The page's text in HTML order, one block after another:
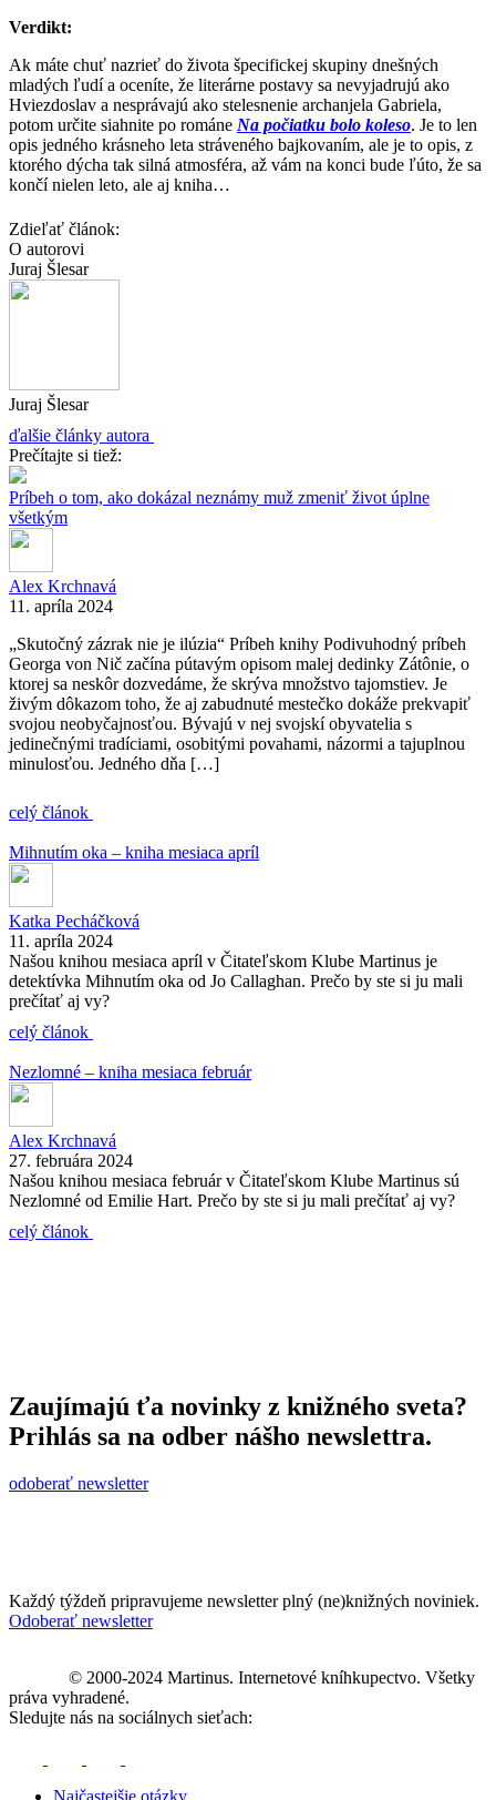
Verdikt:
Ak máte chuť nazrieť do života špecifickej skupiny dnešných
mladých ľudí a oceníte, že literárne postavy sa nevyjadrujú ako
Hviezdoslav a nesprávajú ako stelesnenie archanjela Gabriela,
potom určite siahnite po románe Na počiatku bolo koleso. Je to len
opis jedného krásneho leta stráveného bajkovaním, ale je to opis, z
ktorého dýcha tak silná atmosféra, až vám na konci bude ľúto, že sa
končí nielen leto, ale aj kniha…
Zdieľať článok:
O autorovi
Juraj Šlesar
Juraj Šlesar
ďalšie články autora
Prečítajte si tiež:
Príbeh o tom, ako dokázal neznámy muž zmeniť život úplne
všetkým
Alex Krchnavá
11. apríla 2024
„Skutočný zázrak nie je ilúzia“ Príbeh knihy Podivuhodný príbeh
Georga von Nič začína pútavým opisom malej dedinky Zátônie, o
ktorej sa neskôr dozvedáme, že skrýva množstvo tajomstiev. Je
živým dôkazom toho, že aj zabudnuté mestečko dokáže prekvapiť
svojou neobyčajnosťou. Bývajú v nej svojskí obyvatelia s
jedinečnými tradíciami, osobitými povahami, názormi a tajuplnou
minulosťou. Jedného dňa […]
celý článok
Mihnutím oka – kniha mesiaca apríl
Katka Pecháčková
11. apríla 2024
Našou knihou mesiaca apríl v Čitateľskom Klube Martinus je
detektívka Mihnutím oka od Jo Callaghan. Prečo by ste si ju mali
prečítať aj vy?
celý článok
Nezlomné – kniha mesiaca február
Alex Krchnavá
27. februára 2024
Našou knihou mesiaca február v Čitateľskom Klube Martinus sú
Nezlomné od Emilie Hart. Prečo by ste si ju mali prečítať aj vy?
celý článok
Zaujímajú ťa novinky z knižného sveta?
Prihlás sa na odber nášho newslettra.
odoberať newsletter
Každý týždeň pripravujeme newsletter plný (ne)knižných noviniek.
Odoberať newsletter
© 2000-2024 Martinus. Internetové kníhkupectvo. Všetky
práva vyhradené.
Sledujte nás na sociálnych sieťach:
Najčastejšie otázky